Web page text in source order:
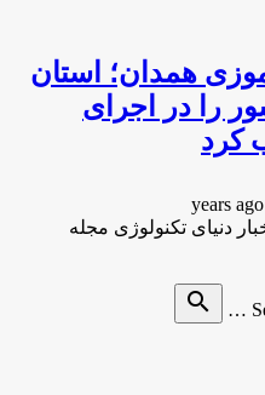
همدان؛ استان
را در اجرای
کرد
پیش اخبار دنیای تکنولوژی مجله
search